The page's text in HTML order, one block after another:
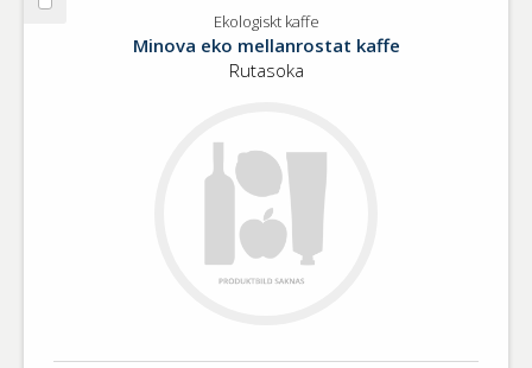
Välj
Ekologiskt kaffe
Minova eko mellanrostat kaffe
Rutasoka